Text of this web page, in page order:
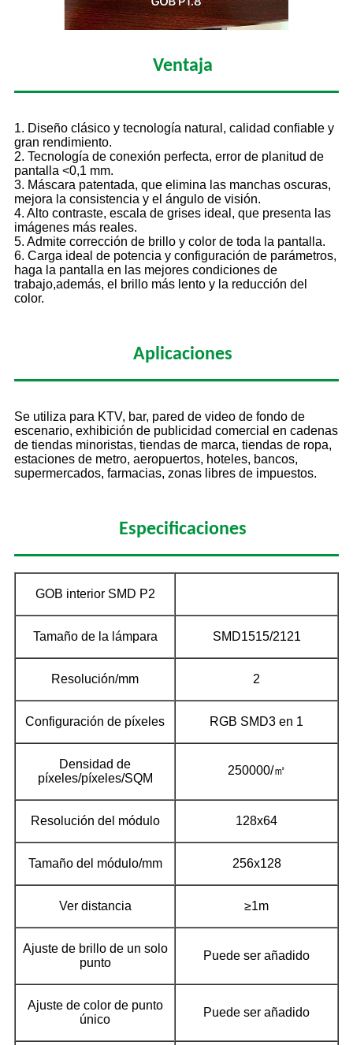
Ventaja
1. Diseño clásico y tecnología natural, calidad confiable y
gran rendimiento.
2. Tecnología de conexión perfecta, error de planitud de
pantalla <0,1 mm.
3. Máscara patentada, que elimina las manchas oscuras,
mejora la consistencia y el ángulo de visión.
4. Alto contraste, escala de grises ideal, que presenta las
imágenes más reales.
5. Admite corrección de brillo y color de toda la pantalla.
6. Carga ideal de potencia y configuración de parámetros,
haga la pantalla en las mejores condiciones de
trabajo,además, el brillo más lento y la reducción del
color.
Aplicaciones
Se utiliza para KTV, bar, pared de video de fondo de
escenario, exhibición de publicidad comercial en cadenas
de tiendas minoristas, tiendas de marca, tiendas de ropa,
estaciones de metro, aeropuertos, hoteles, bancos,
supermercados, farmacias, zonas libres de impuestos.
Especificaciones
GOB interior SMD P2
Tamaño de la lámpara SMD1515/2121
Resolución/mm 2
Configuración de píxeles RGB SMD3 en 1
Densidad de
píxeles/píxeles/SQM
250000/㎡
Resolución del módulo 128x64
Tamaño del módulo/mm 256x128
Ver distancia ≥1m
Ajuste de brillo de un solo
punto
Puede ser añadido
Ajuste de color de punto
único
Puede ser añadido